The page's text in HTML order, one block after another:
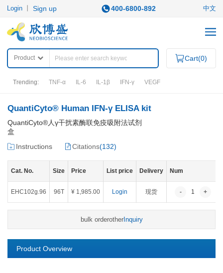
Login 丨Sign up 400-6800-892 中文
Product Cart(0)
Trending: TNF-α IL-6 IL-1β IFN-γ VEGF
PRODUCTS
ELISA KITS
QuantiCyto®ELISA
QuantiCyto®ELISA (High Sensitivity)
QuikCyto®ELISA(Quick Test)
APOPTOSIS ASSAY KITS
IHC KITS
SECONDARY ANTIBODIES
OTHER REAGENTS
RESEARCH AREAS
Developmental Biology
QuantiCyto® Human IFN-γ ELISA kit
QuantiCyto®人γ干扰素酶联免疫吸附法试剂
盒
Instructions
Citations(132)
Cat. No. Size Price List price Delivery Num
EHC102g.96 96T ¥ 1,985.00 Login 现货 - 1 +
bulk orderotherInquiry
Product Overview